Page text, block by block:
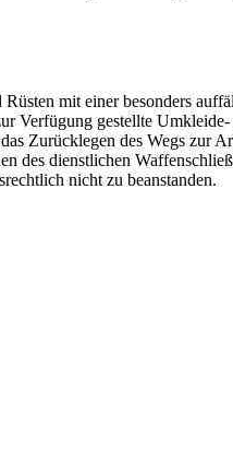
mit einer besonders
Verfügung gestellte
Zurücklegen des Wegs zur
des dienstlichen
nicht zu beanstanden.